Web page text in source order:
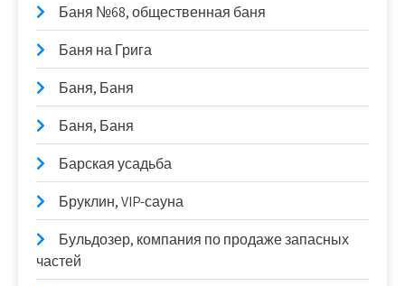
Баня №68, общественная баня
Баня на Грига
Баня, Баня
Баня, Баня
Барская усадьба
Бруклин, VIP-сауна
Бульдозер, компания по продаже запасных
частей